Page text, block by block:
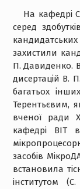
На кафедрі
серед
захистили
П. Давиденко.
дисертацій В.
багатьох
Терентьєвим,
вченої ради
кафедрі ВІТ
засобів
встановила
інститутом